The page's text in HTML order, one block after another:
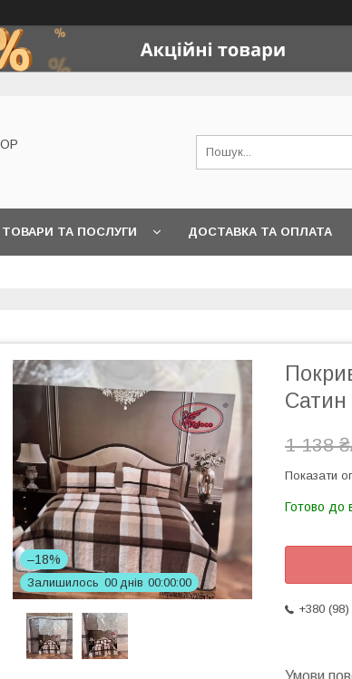
ТОВАРИ ТА ПОСЛУГИ ДОСТАВКА ТА ОПЛАТА
–18%
Залишилось 00 днів 00 00 00
Сатин
1 138
Показати
Готово до
+380